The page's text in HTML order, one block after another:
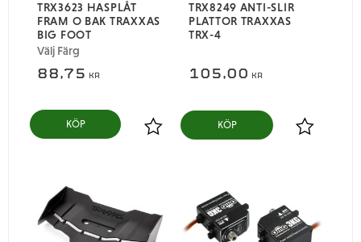
TRX3623 HASPLÅT
FRAM O BAK TRAXXAS
BIG FOOT
Välj Färg
88,75 KR
Lägg till i favoriter
TRX8249 ANTI-SLIR
PLATTOR TRAXXAS
TRX-4
105,00 KR
Lägg till i
KÖP